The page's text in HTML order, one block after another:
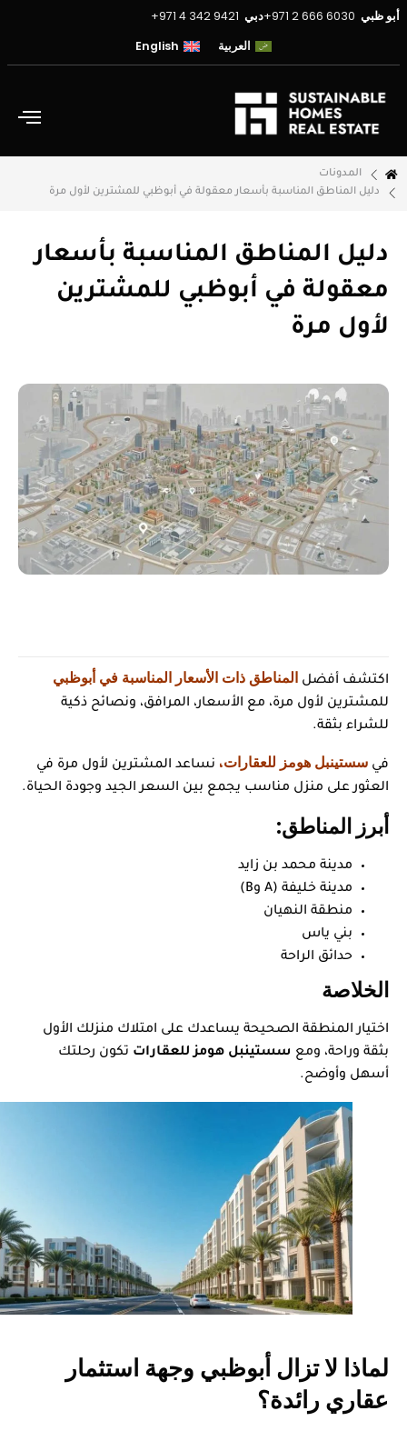
أبو ظبي دبي
العربية
English
المدونات
دليل المناطق المناسبة بأسعار معقولة في أبوظبي للمشترين لأول مرة
دليل المناطق المناسبة بأسعار
معقولة في أبوظبي للمشترين
لأول مرة
اكتشف أفضل المناطق ذات الأسعار المناسبة في أبوظبي
للمشترين لأول مرة، مع الأسعار، المرافق، ونصائح ذكية
للشراء بثقة.
في سستينبل هومز للعقارات، نساعد المشترين لأول مرة في
العثور على منزل مناسب يجمع بين السعر الجيد وجودة الحياة.
أبرز المناطق:
مدينة محمد بن زايد
مدينة خليفة (A وB)
منطقة النهيان
بني ياس
حدائق الراحة
الخلاصة
اختيار المنطقة الصحيحة يساعدك على امتلاك منزلك الأول
بثقة وراحة، ومع سستينبل هومز للعقارات تكون رحلتك
أسهل وأوضح.
لماذا لا تزال أبوظبي وجهة استثمار
عقاري رائدة؟